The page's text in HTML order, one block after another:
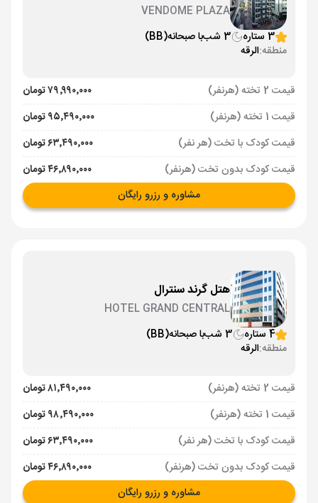
VENDOME PLAZA
3 ستاره
3 شب با صبحانه(BB)
منطقه:الرقه
قیمت 2 تخته (هرنفر)
۷۹٬۹۹۰٬۰۰۰ تومان
قیمت 1 تخته (هرنفر)
۹۵٬۴۹۰٬۰۰۰ تومان
قیمت کودک با تخت (هر نفر)
۶۳٬۴۹۰٬۰۰۰ تومان
قیمت کودک بدون تخت (هرنفر)
۴۶٬۸۹۰٬۰۰۰ تومان
مشاوره و رزرو رایگان
هتل گرند سنترال
HOTEL GRAND CENTRAL
4 ستاره
3 شب با صبحانه(BB)
منطقه:الرقه
قیمت 2 تخته (هرنفر)
۸۱٬۴۹۰٬۰۰۰ تومان
قیمت 1 تخته (هرنفر)
۹۸٬۴۹۰٬۰۰۰ تومان
قیمت کودک با تخت (هر نفر)
۶۳٬۴۹۰٬۰۰۰ تومان
قیمت کودک بدون تخت (هرنفر)
۴۶٬۸۹۰٬۰۰۰ تومان
مشاوره و رزرو رایگان